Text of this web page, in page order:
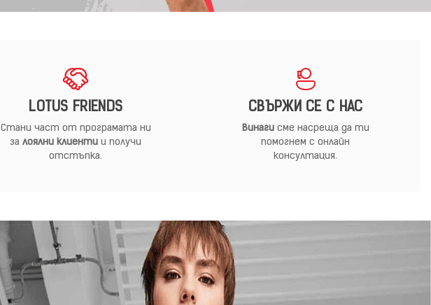
LOTUS FRIENDS
Стани част от програмата ни
залоялни клиенти и получи
отстъпка.
СВЪРЖИ СЕ С НАС
Винагисме насреща да ти
помогнем с онлайн
консултация.